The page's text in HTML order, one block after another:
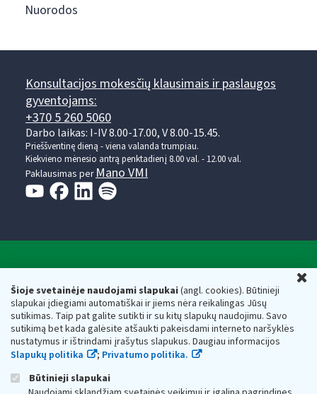
Šioje svetainėje naudojami slapukai(angl. cookies). Būtinieji
slapukai įdiegiami automatiškai ir jiems nėra reikalingas Jūsų
sutikimas. Taip pat galite sutikti ir su kitų slapukų naudojimu. Savo
sutikimą bet kada galėsite atšaukti pakeisdami interneto naršyklės
nustatymus ir ištrindami įrašytus slapukus. Daugiau informacijos
Slapukų politika
; Privatumo politika.
Būtinieji slapukai
Nuorodos
Konsultacijos mokesčių klausimais ir paslaugos
gyventojams:
+370 5 260 5060
Darbo laikas: I-IV 8.00-17.00, V 8.00-15.45.
Prieššventinę dieną - viena valanda trumpiau.
Kiekvieno mėnesio antrą penktadienį 8.00 val. - 12.00 val.
Paklausimas per Mano VMI
Respublikos finansų ministerijos
Biudžetinė įstaiga. Juridinio asmens kodas — 188659752,
adresas: Vasario 16-osios g. 14, 01107 Vilnius, Lietuva, el.paštas:
vmi@vmi.lt, E. pristatymo dėžutės adresas 188659752
Duomenys apie Valstybinę mokesčių inspekciją prie Lietuvos
Respublikos finansų ministerijos kaupiami ir saugomi Juridinių